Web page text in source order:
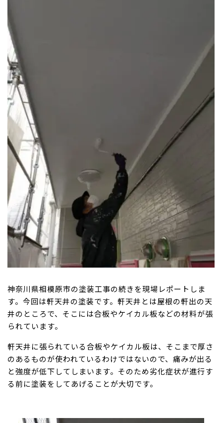
神奈川県相模原市の塗装工事の続きを現場レポートしま
す。今回は軒天井の塗装です。軒天井とは屋根の軒出の天
井のところで、そこには合板やケイカル板などの材料が張
られています。
軒天井に張られている合板やケイカル板は、そこまで厚さ
のあるものが使われているわけではないので、痛みが出る
と強度が低下してしまいます。そのため劣化症状が進行す
る前に塗装をしてあげることが大切です。